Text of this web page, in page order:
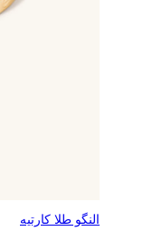
النگو طلا کارتیه